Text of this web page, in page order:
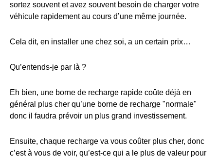
sortez souvent et avez souvent besoin de charger votre
véhicule rapidement au cours d’une même journée.
Cela dit, en installer une chez soi, a un certain prix…
Qu’entends-je par là ?
Eh bien, une borne de recharge rapide coûte déjà en
général plus cher qu’une borne de recharge "normale"
donc il faudra prévoir un plus grand investissement.
Ensuite, chaque recharge va vous coûter plus cher, donc
c’est à vous de voir, qu’est-ce qui a le plus de valeur pour